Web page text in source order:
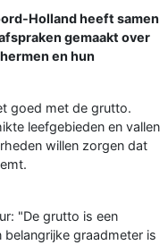
Holland heeft samen
gemaakt over
en hun
goed met de grutto.
leefgebieden en vallen
willen zorgen dat
"De grutto is een
graadmeter is